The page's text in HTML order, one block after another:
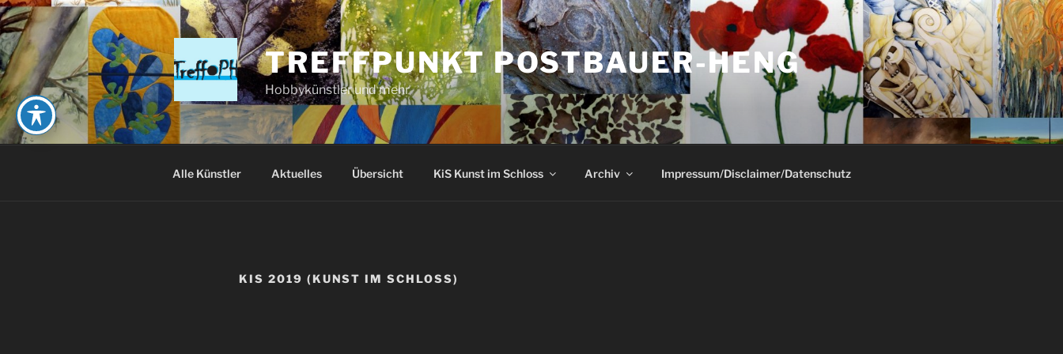
Zum
Inhalt
springen
TREFFPUNKT POSTBAUER-HENG
Hobbykünstler und mehr
Alle Künstler Aktuelles Übersicht KiS Kunst im Schloss Archiv Impressum/Disclaimer/Datenschutz
KIS 2019 (KUNST IM SCHLOSS)